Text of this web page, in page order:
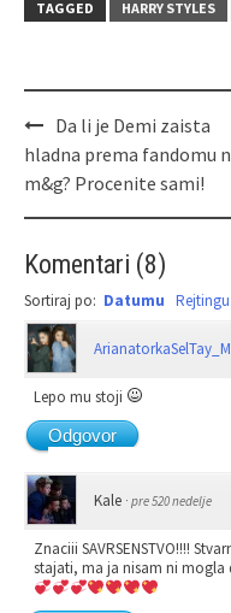
TAGGED
HARRY STYLES
Da li je Demi zaista
hladna prema fandomu
m&g? Procenite sami!
Komentari (8)
Sortiraj po: Datumu Rejtingu
Lepo mu stoji
Odgovor
Kale · pre 520 nedelje
Znaciii SAVRSENSTVO!!!!
stajati, ma ja nisam ni mogla